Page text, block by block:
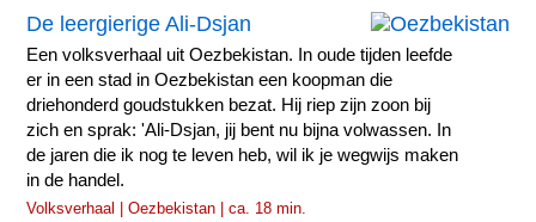
De leergierige Ali-Dsjan
Een volksverhaal uit Oezbekistan. In oude tijden leefde
er in een stad in Oezbekistan een koopman die
driehonderd goudstukken bezat. Hij riep zijn zoon bij
zich en sprak: 'Ali-Dsjan, jij bent nu bijna volwassen. In
de jaren die ik nog te leven heb, wil ik je wegwijs maken
in de handel.
Volksverhaal | Oezbekistan | ca. 18 min.